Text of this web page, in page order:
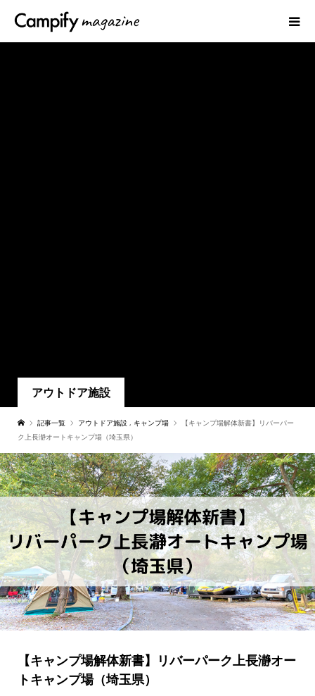
アウトドア施設
記事一覧 アウトドア施設 , キャンプ場
【キャンプ場解体新書】リバーパー
ク上長瀞オートキャンプ場（埼玉県）
【キャンプ場解体新書】リバーパーク上長瀞オー
トキャンプ場（埼玉県）